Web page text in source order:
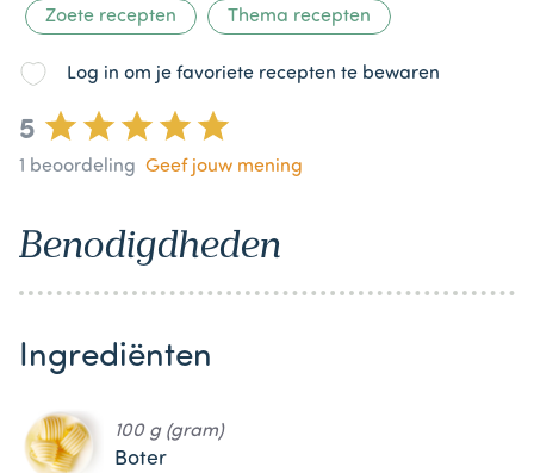
Zoete recepten Thema recepten
Log in om je favoriete recepten te bewaren
5
1 beoordeling Geef jouw mening
Benodigdheden
Ingrediënten
100 g (gram)
Boter